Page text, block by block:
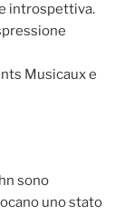
introspettiva.
Musicaux e
sono
uno stato